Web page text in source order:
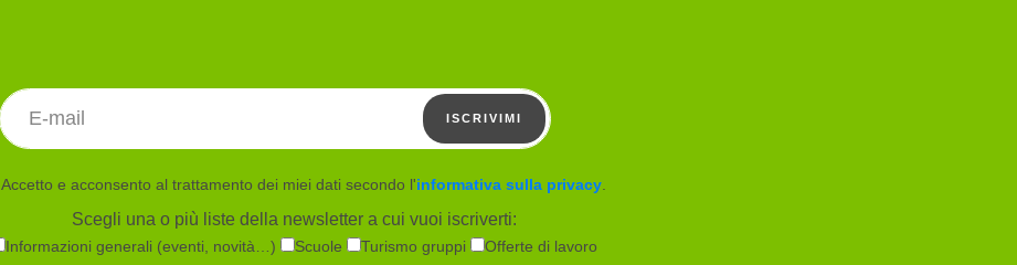
ISCRIVIMI
Accetto e acconsento al trattamento dei miei dati secondo l'informativa sulla privacy.
Scegli una o più liste della newsletter a cui vuoi iscriverti:
Informazioni generali (eventi, novità…) Scuole Turismo gruppi Offerte di lavoro